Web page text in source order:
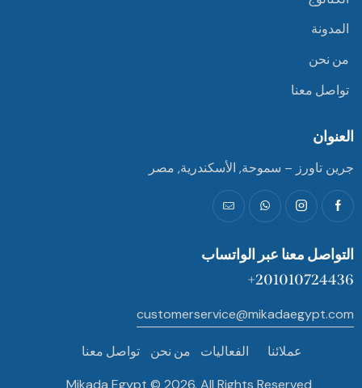
المدونة
من نحن
تواصل معنا
العنوان
جرين تاورز – سموحة, الأسكندرية, مصر
التواصل معنا عبر الواتساب
201010724436+
customerservice@mikadaegypt.com
عملائنا الفعاليات من نحن تواصل معنا
Mikada Egypt © 2026. All Rights Reserved